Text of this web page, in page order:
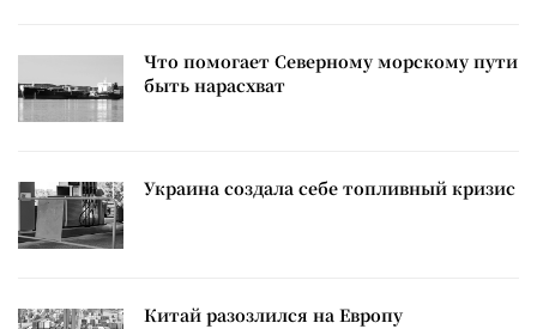
Что помогает Северному морскому пути
быть нарасхват
Украина создала себе топливный кризис
Китай разозлился на Европу